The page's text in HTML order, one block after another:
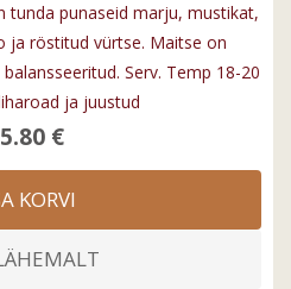
tunda punaseid marju, mustikat,
ja röstitud vürtse. Maitse on
Serv. Temp 18-20
ja juustud
€
KORVI